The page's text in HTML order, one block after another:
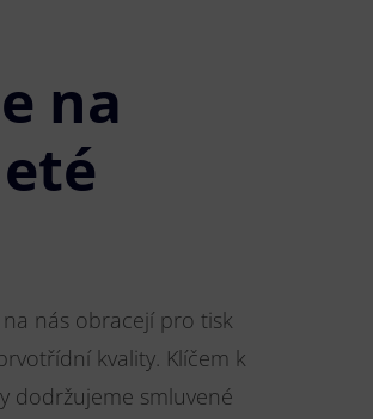
na
nás obracejí pro tisk
kvality. Klíčem k
dodržujeme smluvené